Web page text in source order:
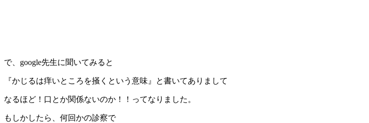
で、google先生に聞いてみると
『かじるは痒いところを掻くという意味』と書いてありまして
なるほど！口とか関係ないのか！！ってなりました。
もしかしたら、何回かの診察で